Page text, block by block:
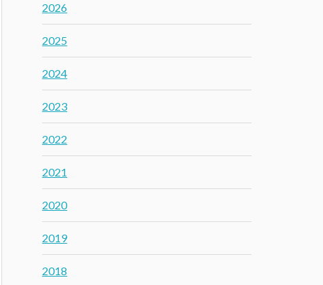
2026
2025
2024
2023
2022
2021
2020
2019
2018